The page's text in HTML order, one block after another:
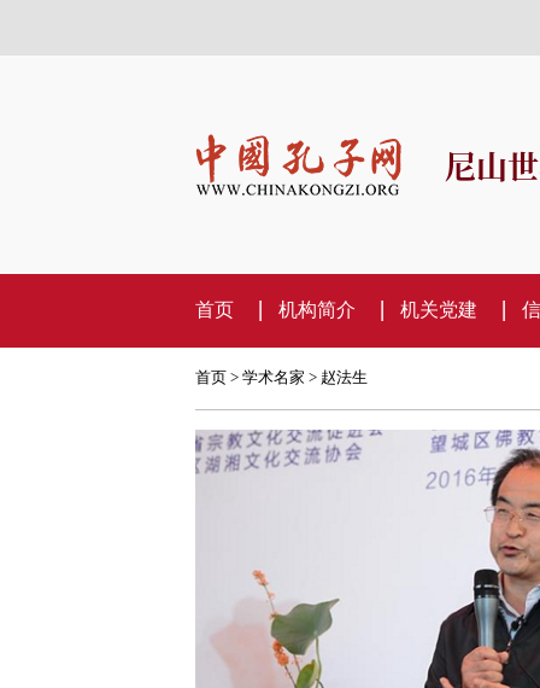
尼山
首页 机构简介 机关党建
首页> 学术名家 > 赵法生